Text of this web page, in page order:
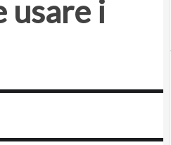
usare i